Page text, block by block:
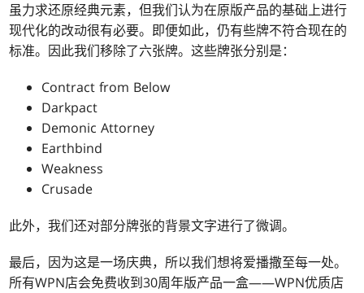
虽力求还原经典元素，但我们认为在原版产品的基础上进行
现代化的改动很有必要。即便如此，仍有些牌不符合现在的
标准。因此我们移除了六张牌。这些牌张分别是：
Contract from Below
Darkpact
Demonic Attorney
Earthbind
Weakness
Crusade
此外，我们还对部分牌张的背景文字进行了微调。
最后，因为这是一场庆典，所以我们想将爱播撒至每一处。
所有WPN店会免费收到30周年版产品一盒——WPN优质店